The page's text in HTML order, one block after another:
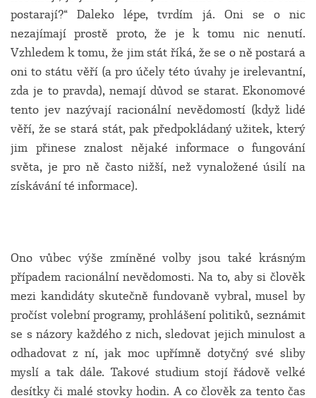
postarají?“ Daleko lépe, tvrdím já. Oni se o nic
nezajímají prostě proto, že je k tomu nic nenutí.
Vzhledem k tomu, že jim stát říká, že se o ně postará a
oni to státu věří (a pro účely této úvahy je irelevantní,
zda je to pravda), nemají důvod se starat. Ekonomové
tento jev nazývají racionální nevědomostí (když lidé
věří, že se stará stát, pak předpokládaný užitek, který
jim přinese znalost nějaké informace o fungování
světa, je pro ně často nižší, než vynaložené úsilí na
získávání té informace).
Ono vůbec výše zmíněné volby jsou také krásným
případem racionální nevědomosti. Na to, aby si člověk
mezi kandidáty skutečně fundovaně vybral, musel by
pročíst volební programy, prohlášení politiků, seznámit
se s názory každého z nich, sledovat jejich minulost a
odhadovat z ní, jak moc upřímně dotyčný své sliby
myslí a tak dále. Takové studium stojí řádově velké
desítky či malé stovky hodin. A co člověk za tento čas